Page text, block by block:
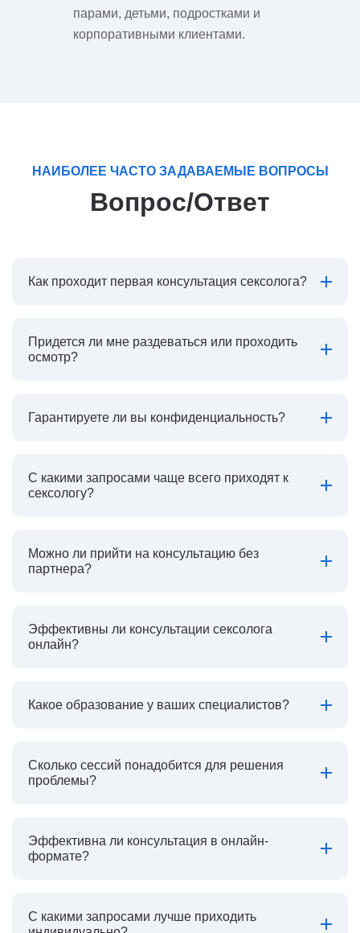
парами, детьми, подростками и
корпоративными клиентами.
НАИБОЛЕЕ ЧАСТО ЗАДАВАЕМЫЕ ВОПРОСЫ
Вопрос/Ответ
Как проходит первая консультация сексолога?
Придется ли мне раздеваться или проходить
осмотр?
Гарантируете ли вы конфиденциальность?
С какими запросами чаще всего приходят к
сексологу?
Можно ли прийти на консультацию без
партнера?
Эффективны ли консультации сексолога
онлайн?
Какое образование у ваших специалистов?
Сколько сессий понадобится для решения
проблемы?
Эффективна ли консультация в онлайн-
формате?
С какими запросами лучше приходить